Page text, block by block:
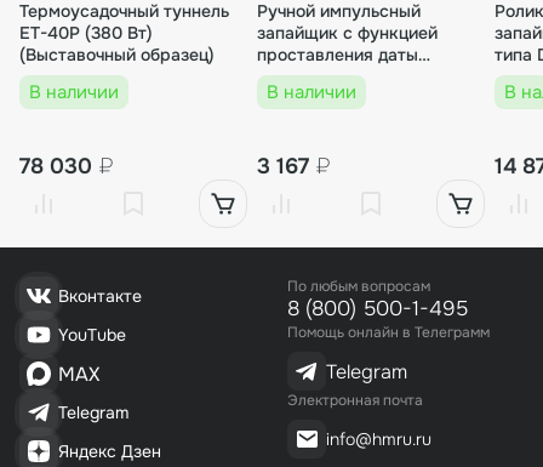
Термоусадочный туннель
ET-40P (380 Вт)
(Выставочный образец)
В наличии
78 030 ₽
Ручной импульсный
запайщик с функцией
проставления даты
(AL.корп.) FS-300B
(Выставочный образец)
В наличии
3 167 ₽
типа
В
14
Вконтакте
YouTube
MAX
Telegram
Яндекс Дзен
По любым вопросам
8 (800) 500-1-495
Помощь онлайн в Телеграмм
Telegram
Электронная почта
info@hmru.ru